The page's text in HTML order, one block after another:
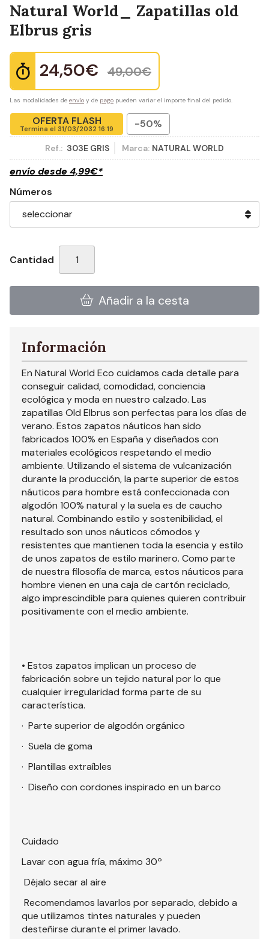
Natural World_ Zapatillas old
Elbrus gris
24,50€ 49,00€
Las modalidades de envío y de pago pueden variar el importe final del pedido.
OFERTA FLASH
Termina el 31/03/2032 16:19 -50%
Ref.: 303E GRIS Marca: NATURAL WORLD
envío desde 4,99€*
Números
Cantidad
Añadir a la cesta
Información
En Natural World Eco cuidamos cada detalle para
conseguir calidad, comodidad, conciencia
ecológica y moda en nuestro calzado. Las
zapatillas Old Elbrus son perfectas para los días de
verano. Estos zapatos náuticos han sido
fabricados 100% en España y diseñados con
materiales ecológicos respetando el medio
ambiente. Utilizando el sistema de vulcanización
durante la producción, la parte superior de estos
náuticos para hombre está confeccionada con
algodón 100% natural y la suela es de caucho
natural. Combinando estilo y sostenibilidad, el
resultado son unos náuticos cómodos y
resistentes que mantienen toda la esencia y estilo
de unos zapatos de estilo marinero. Como parte
de nuestra filosofía de marca, estos náuticos para
hombre vienen en una caja de cartón reciclado,
algo imprescindible para quienes quieren contribuir
positivamente con el medio ambiente.
• Estos zapatos implican un proceso de
fabricación sobre un tejido natural por lo que
cualquier irregularidad forma parte de su
característica.
· Parte superior de algodón orgánico
· Suela de goma
· Plantillas extraíbles
· Diseño con cordones inspirado en un barco
Cuidado
Lavar con agua fría, máximo 30º
Déjalo secar al aire
Recomendamos lavarlos por separado, debido a
que utilizamos tintes naturales y pueden
desteñirse durante el primer lavado.